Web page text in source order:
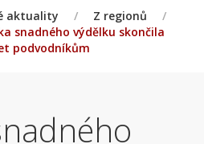
aktuality / Z regionů
/
snadného výdělku skončila
podvodníkům